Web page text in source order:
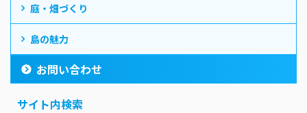
庭・畑づくり
島の魅力
お問い合わせ
サイト内検索